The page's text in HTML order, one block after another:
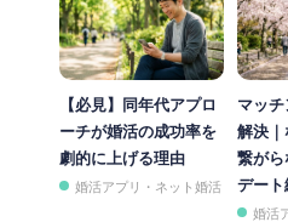
【必見】同年代アプロ
ーチが婚活の成功率を
劇的に上げる理由
婚活アプリ・ネット婚活
マッ
解決｜
繋がら
デー
婚活